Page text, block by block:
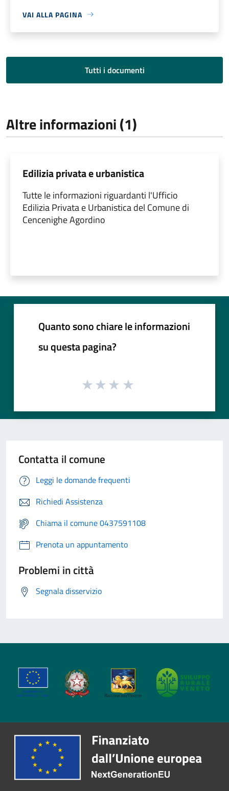
VAI ALLA PAGINA
Tutti i documenti
Altre informazioni (1)
Edilizia privata e urbanistica
Tutte le informazioni riguardanti l'Ufficio
Edilizia Privata e Urbanistica del Comune di
Cencenighe Agordino
Quanto sono chiare le informazioni
su questa pagina?
Contatta il comune
Leggi le domande frequenti
Richiedi Assistenza
Chiama il comune 0437591108
Prenota un appuntamento
Problemi in città
Segnala disservizio